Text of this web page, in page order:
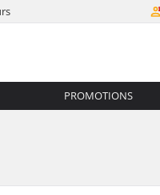
PROMOTIONS